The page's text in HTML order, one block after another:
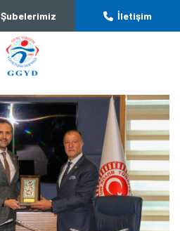
Şubelerimiz İletişim